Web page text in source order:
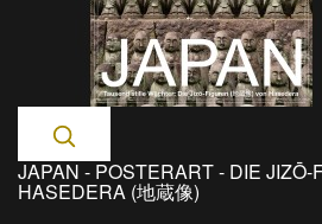
JAPAN - POSTERART - DIE JIZŌ-
HASEDERA (地蔵像)